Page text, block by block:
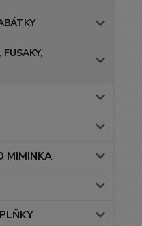
FUSAKY,
MIMINKA